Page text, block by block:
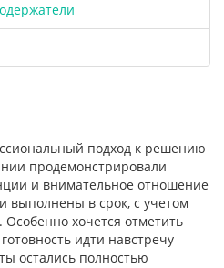
подход к решению
продемонстрировали
и внимательное отношение
выполнены в срок, с учетом
хочется отметить
идти навстречу
остались полностью